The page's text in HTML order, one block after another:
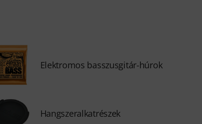
Elektromos basszusgitár-húrok
Hangszeralkatrészek